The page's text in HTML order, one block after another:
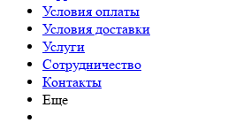
Условия оплаты
Условия доставки
Услуги
Сотрудничество
Контакты
Еще